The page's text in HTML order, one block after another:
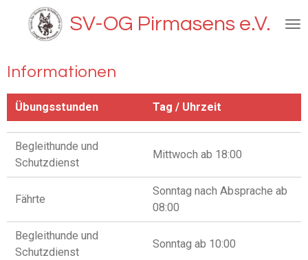
Hauptinhalt
SV-OG Pirmasens e.V.
Informationen
Übungsstunden Tag / Uhrzeit
Begleithunde und
Schutzdienst
Mittwoch ab 18:00
Fährte
Sonntag nach Absprache ab
08:00
Begleithunde und
Schutzdienst
Sonntag ab 10:00